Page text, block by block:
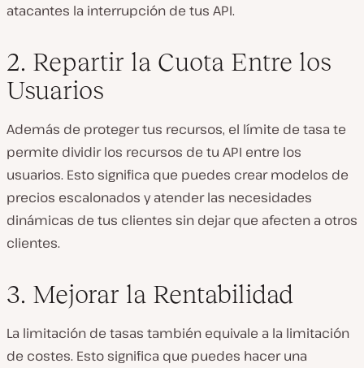
atacantes la interrupción de tus API.
2. Repartir la Cuota Entre los
Usuarios
Además de proteger tus recursos, el límite de tasa te
permite dividir los recursos de tu API entre los
usuarios. Esto significa que puedes crear modelos de
precios escalonados y atender las necesidades
dinámicas de tus clientes sin dejar que afecten a otros
clientes.
3. Mejorar la Rentabilidad
La limitación de tasas también equivale a la limitación
de costes. Esto significa que puedes hacer una